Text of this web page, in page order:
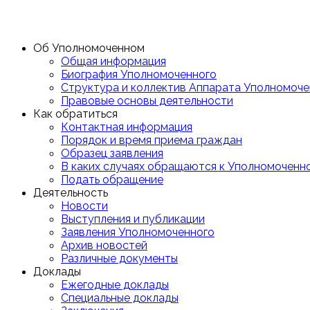
Об Уполномоченном
Общая информация
Биография Уполномоченного
Структура и коллектив Аппарата
Правовые основы деятельности
Как обратиться
Контактная информация
Порядок и время приема граждан
Образец заявления
В каких случаях обращаются к
Подать обращение
Деятельность
Новости
Выступления и публикации
Заявления Уполномоченного
Архив новостей
Различные документы
Доклады
Ежегодные доклады
Специальные доклады